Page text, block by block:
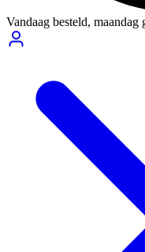
Vandaag besteld, maandag